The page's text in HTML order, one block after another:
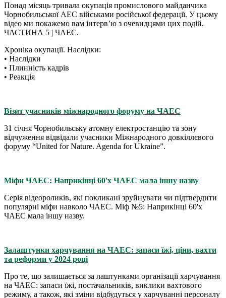
Понад місяць тривала окупація промислового майданчика
Чорнобильської АЕС військами російської федерації. У цьому
відео ми покажемо вам інтервʼю з очевидцями цих подій.
ЧАСТИНА 5 | ЧАЕС.
Хроніка окупації. Наслідки:
• Наслідки
• Плинність кадрів
• Реакція
Візит учасників міжнародного форуму на ЧАЕС
31 січня Чорнобильську атомну електростанцію та зону
відчуження відвідали учасники Міжнародного довкіллєвого
форуму “United for Nature. Agenda for Ukraine”.
Міфи ЧАЕС: Наприкінці 60'х ЧАЕС мала іншу назву
Серія відеороликів, які покликані зруйнувати чи підтвердити
популярні міфи навколо ЧАЕС. Міф №5: Наприкінці 60'х
ЧАЕС мала іншу назву.
Залаштунки харчування на ЧАЕС: запаси їжі, ціни, вахти
та реформи у 2024 році
Про те, що залишається за лаштунками організації харчування
на ЧАЕС: запаси їжі, постачальників, виклики вахтового
режиму, а також, які зміни відбудуться у харчуванні персоналу